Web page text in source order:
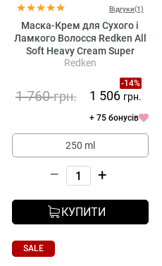
Відгуки(1)
Маска-Крем для Сухого і
Ламкого Волосся Redken All
Soft Heavy Cream Super
Treatment Mask
Redken
-14%
1 760грн. 1 506 грн.
+ 75 бонусів
250 ml
– +
КУПИТИ
SALE